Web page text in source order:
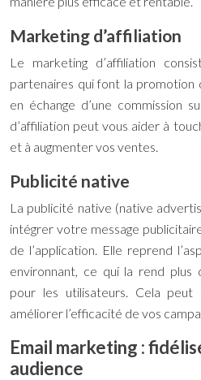
Marketing d’affiliation
Le marketing d’affiliation
partenaires qui font la promotion
en échange d’une commission
d’affiliation peut vous aider à
et à augmenter vos ventes.
Publicité native
La publicité native (native
intégrer votre message
de l’application. Elle reprend
environnant, ce qui la rend
pour les utilisateurs. Cela peut
améliorer l’efficacité de vos
Email marketing :
audience